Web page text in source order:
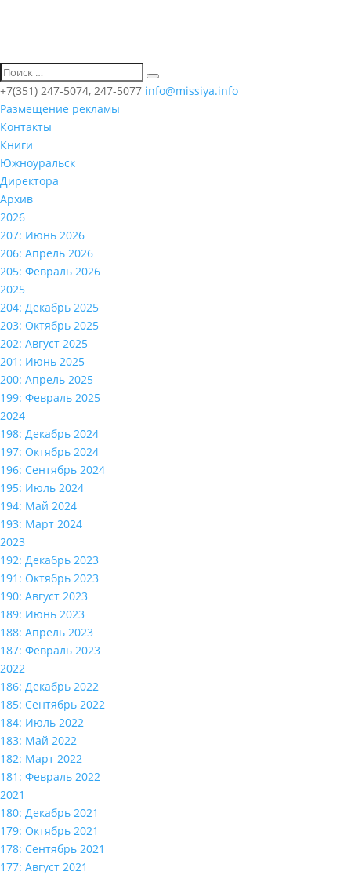
+7(351) 247-5074, 247-5077 info@missiya.info
Размещение рекламы
Контакты
Книги
Южноуральск
Директора
Архив
2026
207: Июнь 2026
206: Апрель 2026
205: Февраль 2026
2025
204: Декабрь 2025
203: Октябрь 2025
202: Август 2025
201: Июнь 2025
200: Апрель 2025
199: Февраль 2025
2024
198: Декабрь 2024
197: Октябрь 2024
196: Сентябрь 2024
195: Июль 2024
194: Май 2024
193: Март 2024
2023
192: Декабрь 2023
191: Октябрь 2023
190: Август 2023
189: Июнь 2023
188: Апрель 2023
187: Февраль 2023
2022
186: Декабрь 2022
185: Сентябрь 2022
184: Июль 2022
183: Май 2022
182: Март 2022
181: Февраль 2022
2021
180: Декабрь 2021
179: Октябрь 2021
178: Сентябрь 2021
177: Август 2021